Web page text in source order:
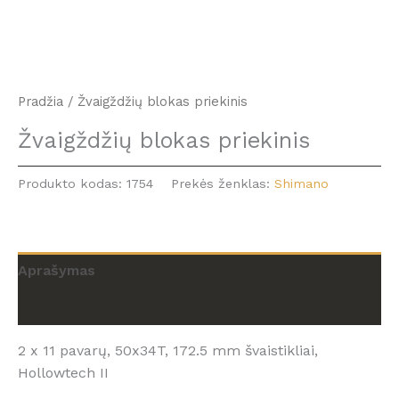
Pradžia / Žvaigždžių blokas priekinis
Žvaigždžių blokas priekinis
Produkto kodas: 1754 Prekės ženklas: Shimano
Aprašymas
2 x 11 pavarų, 50x34T, 172.5 mm švaistikliai,
Hollowtech II